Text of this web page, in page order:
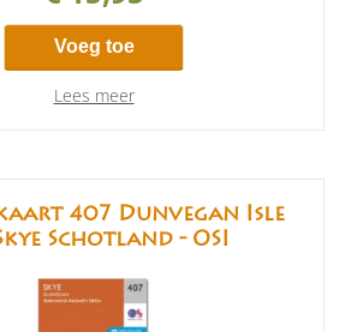
Voeg toe
Lees meer
407 Dunvegan Isle
Schotland - OSI